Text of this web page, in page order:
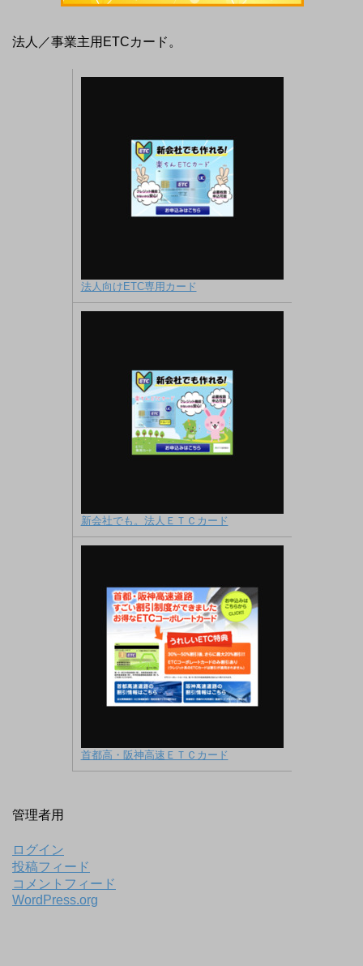
法人／事業主用ETCカード。
法人向けETC専用カード
新会社でも。法人ＥＴＣカード
首都高・阪神高速ＥＴＣカード
管理者用
ログイン
投稿フィード
コメントフィード
WordPress.org